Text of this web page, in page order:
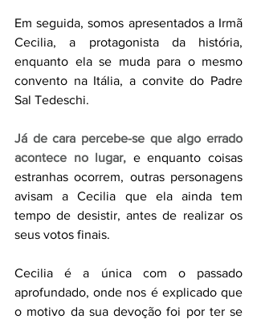
Em seguida, somos apresentados a Irmã
Cecilia, a protagonista da história,
enquanto ela se muda para o mesmo
convento na Itália, a convite do Padre
Sal Tedeschi.
Já de cara percebe-se que algo errado
acontece no lugar, e enquanto coisas
estranhas ocorrem, outras personagens
avisam a Cecilia que ela ainda tem
tempo de desistir, antes de realizar os
seus votos finais.
Cecilia é a única com o passado
aprofundado, onde nos é explicado que
o motivo da sua devoção foi por ter se